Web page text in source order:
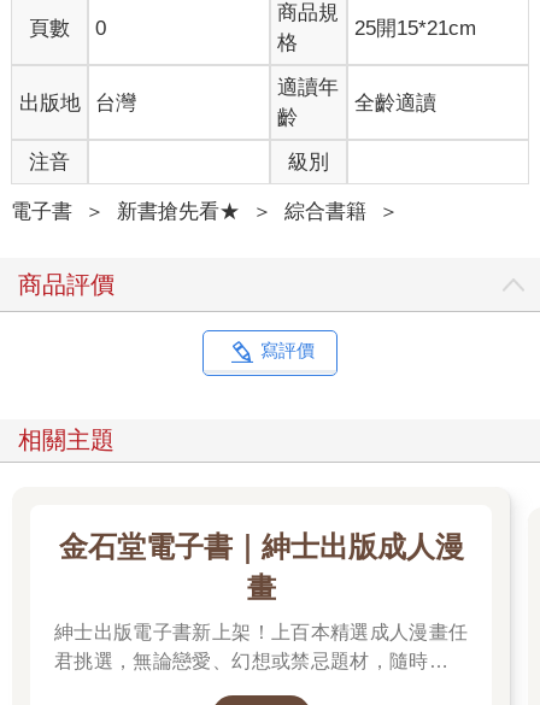
頁數 0
商品規
格
25開15*21cm
出版地 台灣
適讀年
齡
全齡適讀
注音 級別
電子書 ＞ 新書搶先看★ ＞ 綜合書籍 ＞
商品評價
寫評價
相關主題
金石堂電子書｜紳士出版成人漫
畫
紳士出版電子書新上架！上百本精選成人漫畫任
君挑選，無論戀愛、幻想或禁忌題材，隨時開讀